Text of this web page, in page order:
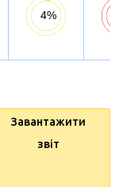
Завантажити
звіт